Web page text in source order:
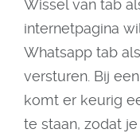
Wissel van tab
internetpagina
Whatsapp tab
versturen. Bij
komt er keurig
te staan, zodat